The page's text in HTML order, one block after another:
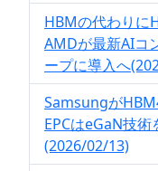
HBMの代わりに
AMDが最新AIコ
ープに導入へ
Samsungが
EPCはeGaN技
(2026/02/13)